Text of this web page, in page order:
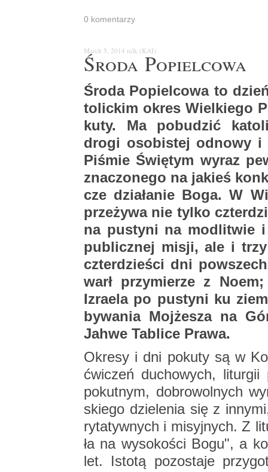
0 ko­men­ta­rzy
March 5, 2014 mlk (KAI)
Środa Po­piel­co­wa
Środa Po­piel­co­wa to
to­lic­kim okres Wiel­kie­go
ku­ty. Ma po­bu­dzić
drogi oso­bi­stej od­no­wy i
Pi­śmie Świę­tym wyraz
zna­czo­ne­go na ja­kieś
cze dzia­ła­nie Boga. W
prze­ży­wa nie tylko
na pu­sty­ni na mo­dli­twie
pu­blicz­nej misji, ale i
czter­dzie­ści dni
warł przy­mie­rze z
Izra­ela po pu­sty­ni ku
by­wa­nia Moj­że­sza na
Jahwe Ta­bli­ce Prawa.
Okre­sy i dni po­ku­ty są w
ćwi­czeń du­cho­wych,
po­kut­nym, do­bro­wol­nych
skie­go dzie­le­nia się z
ry­ta­tyw­nych i mi­syj­nych. Z
ła na wy­so­ko­ści Bogu", a
let. Isto­tą po­zo­sta­je